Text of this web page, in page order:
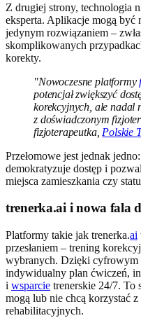
Z drugiej strony, technologia
eksperta. Aplikacje mogą być
jedynym rozwiązaniem –
skomplikowanych
korekty.
"Nowoczesne platformy
potencjał zwiększyć
korekcyjnych, ale nadal
z doświadczonym
fizjoterapeutka, Polskie
Przełomowe jest jednak
demokratyzuje dostęp i
miejsca zamieszkania czy
trenerka.ai i nowa fala
Platformy takie jak trenerka.ai
przesłaniem – trening
wybranych. Dzięki cyfrowym
indywidualny plan ćwiczeń,
i wsparcie trenerskie 24/7. To
mogą lub nie chcą korzystać
rehabilitacyjnych.